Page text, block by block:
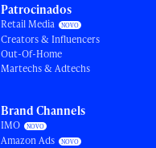
Patrocinados
Retail Media
Creators & Influencers
Out-Of-Home
Martechs & Adtechs
Brand Channels
IMO
Amazon Ads